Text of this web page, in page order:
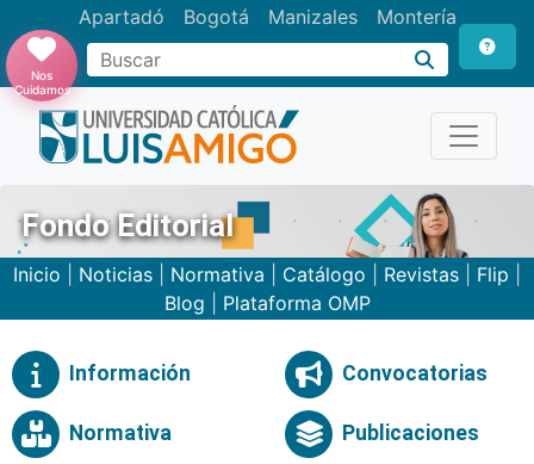
Apartadó Bogotá Manizales Montería
Buscar
Nos
Cuidamos
Fondo Editorial
Inicio Noticias Normativa Catálogo Revistas Flip
Blog
Plataforma OMP
Información Convocatorias
Normativa Publicaciones